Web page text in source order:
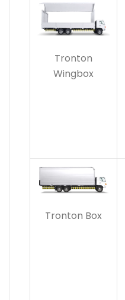
Tronton
Wingbox
Tronton Box